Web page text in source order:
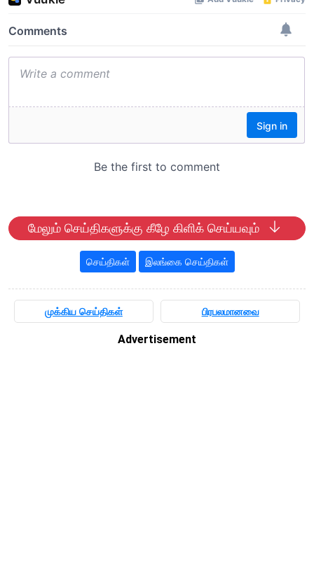
மேலும் செய்திகளுக்கு கீழே கிளிக் செய்யவும்
செய்திகள் இலங்கை செய்திகள்
முக்கிய செய்திகள் பிரபலமானவை
Advertisement